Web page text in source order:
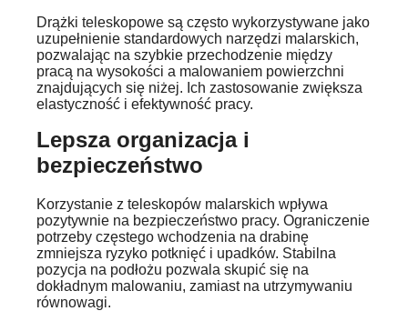
Drążki teleskopowe są często wykorzystywane jako
uzupełnienie standardowych narzędzi malarskich,
pozwalając na szybkie przechodzenie między
pracą na wysokości a malowaniem powierzchni
znajdujących się niżej. Ich zastosowanie zwiększa
elastyczność i efektywność pracy.
Lepsza organizacja i
bezpieczeństwo
Korzystanie z teleskopów malarskich wpływa
pozytywnie na bezpieczeństwo pracy. Ograniczenie
potrzeby częstego wchodzenia na drabinę
zmniejsza ryzyko potknięć i upadków. Stabilna
pozycja na podłożu pozwala skupić się na
dokładnym malowaniu, zamiast na utrzymywaniu
równowagi.